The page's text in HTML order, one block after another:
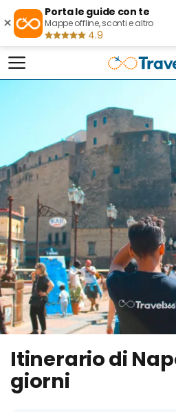
×
Porta le guide con te
Mappe offline, sconti e altro
4.9
Itinerario di
giorni